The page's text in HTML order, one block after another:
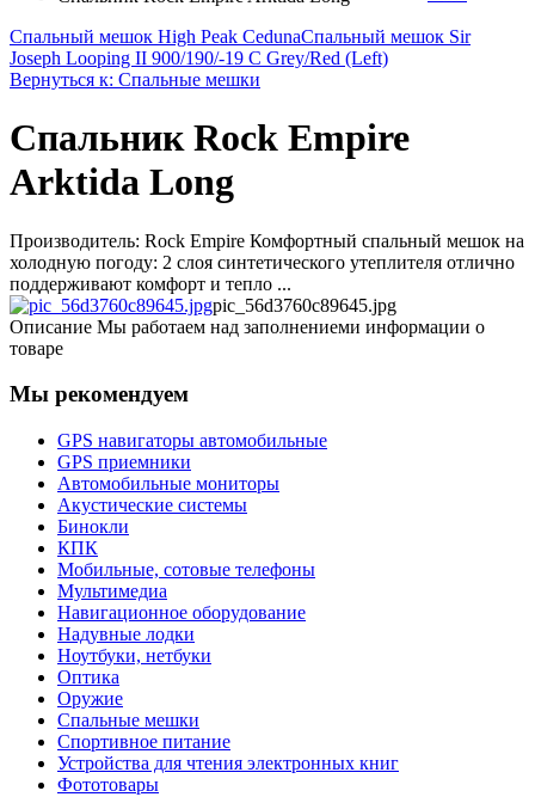
Спальный мешок High Peak CedunaСпальный мешок Sir
Joseph Looping II 900/190/-19 C Grey/Red (Left)
Вернуться к: Спальные мешки
Спальник Rock Empire
Arktida Long
Производитель: Rock Empire Комфортный спальный мешок на
холодную погоду: 2 слоя синтетического утеплителя отлично
поддерживают комфорт и тепло ...
pic_56d3760c89645.jpg
Описание Мы работаем над заполнениеми информации о
товаре
Мы рекомендуем
GPS навигаторы автомобильные
GPS приемники
Автомобильные мониторы
Акустические системы
Бинокли
КПК
Мобильные, сотовые телефоны
Мультимедиа
Навигационное оборудование
Надувные лодки
Ноутбуки, нетбуки
Оптика
Оружие
Спальные мешки
Спортивное питание
Устройства для чтения электронных книг
Фототовары